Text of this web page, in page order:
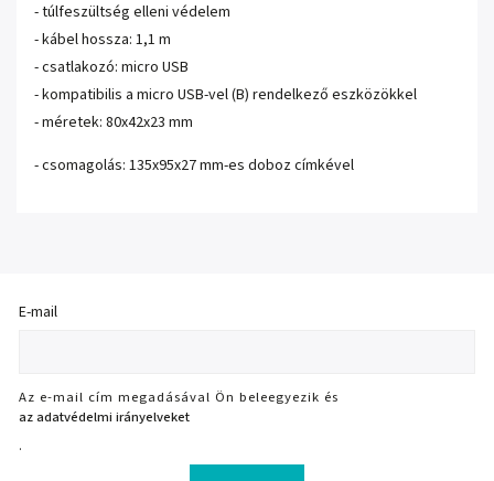
- túlfeszültség elleni védelem
- kábel hossza: 1,1 m
- csatlakozó: micro USB
- kompatibilis a micro USB-vel (B) rendelkező eszközökkel
- méretek: 80x42x23 mm
- csomagolás: 135x95x27 mm-es doboz címkével
E-mail
Az e-mail cím megadásával Ön beleegyezik és
az adatvédelmi irányelveket
.